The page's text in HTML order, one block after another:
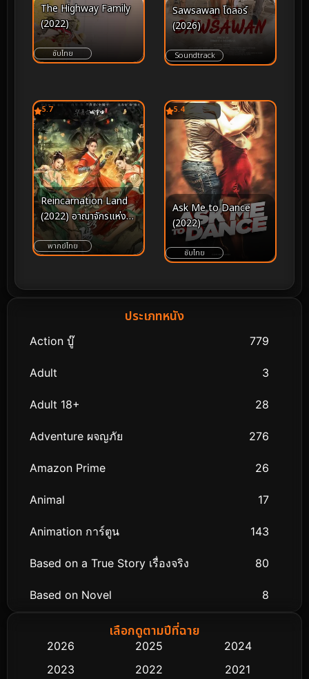
The Highway Family
(2022)
ซับไทย
Sawsawan โดลอร์
(2026)
Soundtrack
5.7
Reincarnation Land
(2022) อาณาจักรแห่ง
หยินหยาง
พากย์ไทย
5.4
Ask Me to Dance
(2022)
ซับไทย
ประเภทหนัง
Action บู๊ 779
Adult 3
Adult 18+ 28
Adventure ผจญภัย 276
Amazon Prime 26
Animal 17
Animation การ์ตูน 143
Based on a True Story เรื่องจริง 80
Based on Novel 8
Biography ชีวิตจริงเลือกดูตามปีที่ฉาย
2026 2025
2024
2023
2022
2021